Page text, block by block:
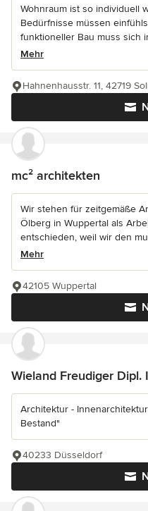
Wohnraum ist so individuell
Bedürfnisse müssen
funktioneller Bau muss sich
Mehr
Hahnenhausstr. 11, 42719
mc² architekten
Wir stehen für zeitgemäße
Ölberg in Wuppertal als
entschieden, weil wir den
Mehr
42105 Wuppertal
Wieland Freudiger
Architektur -
Bestand"
40233 Düsseldorf